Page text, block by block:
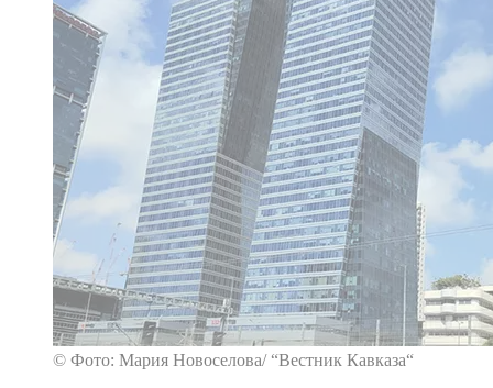
© Фото: Мария Новоселова/ “Вестник Кавказа“